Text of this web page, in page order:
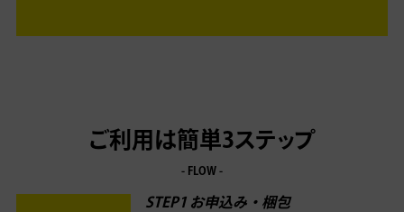
ご利用は簡単3ステップ
- FLOW -
STEP1 お申込み・梱包